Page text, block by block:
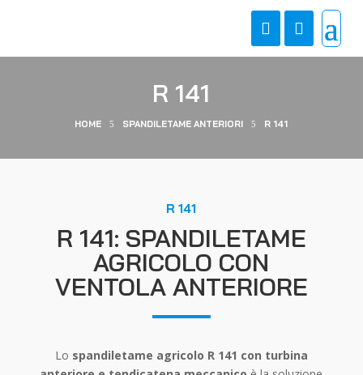
R 141
HOME 5 SPANDILETAME ANTERIORI 5 R 141
R 141
R 141: SPANDILETAME
AGRICOLO CON
VENTOLA ANTERIORE
Lo spandiletame agricolo R 141 con turbina